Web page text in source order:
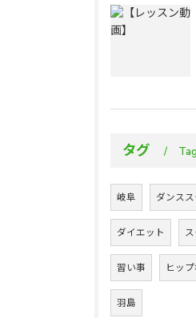
タグ
岐阜 ダンス
ダイエット
習い事 ヒッ
羽島